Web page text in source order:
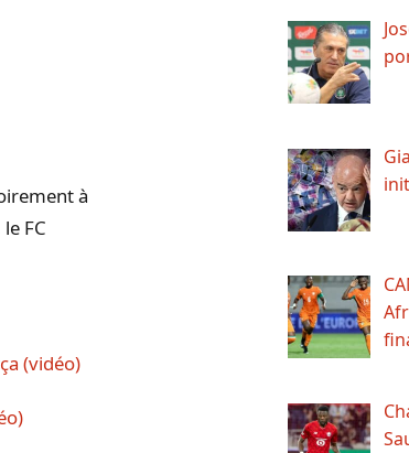
à
FC
(vidéo)